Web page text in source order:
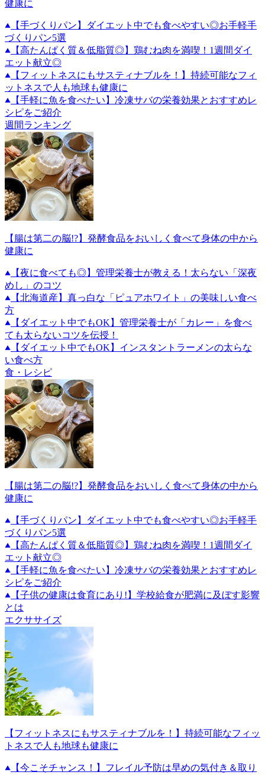
健康に
【手づくりパン】ダイエット中でも食べやすい◎お手軽手
づくりパン5選
【高たんぱく質＆低脂質◎】鶏むね肉を満喫！1週間ダイ
エット献立◎
【フィットネスにもサスティナブルを！】持続可能なフィ
ットネスで人も地球も健康に
【手軽に魚を食べたい】冷凍サバの栄養効果とおすすめレ
シピをご紹介
週間ランキング
【腸は第二の脳!?】発酵食品をおいしく食べて身体の中から
健康に
【夜に食べても◎】管理栄養士が教える！太らない「深夜
めし」のコツ
【北海道産】真っ白な「ピュアホワイト」の美味しい食べ
方
【ダイエット中でもOK】管理栄養士が「カレー」を食べ
ても太らないコツを伝授！
【ダイエット中でもOK】インスタントラーメンの太らな
い食べ方
食・レシピ
【腸は第二の脳!?】発酵食品をおいしく食べて身体の中から
健康に
【手づくりパン】ダイエット中でも食べやすい◎お手軽手
づくりパン5選
【高たんぱく質＆低脂質◎】鶏むね肉を満喫！1週間ダイ
エット献立◎
【手軽に魚を食べたい】冷凍サバの栄養効果とおすすめレ
シピをご紹介
【子供の健康は食育にあり!】学校給食が肥満に及ぼす影響
とは
エクササイズ
【フィットネスにもサスティナブルを！】持続可能なフィッ
トネスで人も地球も健康に
【今こそチャンス！】フレイル予防は早めの気付き＆取り